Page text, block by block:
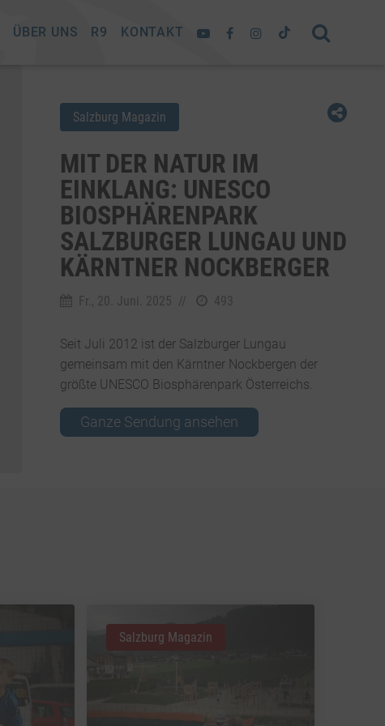
ÜBER UNS R9 KONTAKT
Salzburg Magazin
MIT DER NATUR IM
EINKLANG: UNESCO
BIOSPHÄRENPARK
SALZBURGER LUNGAU UND
KÄRNTNER NOCKBERGER
Fr., 20. Juni. 2025 // 493
Seit Juli 2012 ist der Salzburger Lungau
gemeinsam mit den Kärntner Nockbergen der
größte UNESCO Biosphärenpark Österreichs.
Ganze Sendung ansehen
Salzburg Magazin